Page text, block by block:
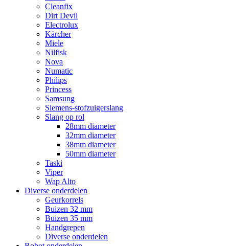
Cleanfix
Dirt Devil
Electrolux
Kärcher
Miele
Nilfisk
Nova
Numatic
Philips
Princess
Samsung
Siemens-stofzuigerslang
Slang op rol
28mm diameter
32mm diameter
38mm diameter
50mm diameter
Taski
Viper
Wap Alto
Diverse onderdelen
Geurkorrels
Buizen 32 mm
Buizen 35 mm
Handgrepen
Diverse onderdelen